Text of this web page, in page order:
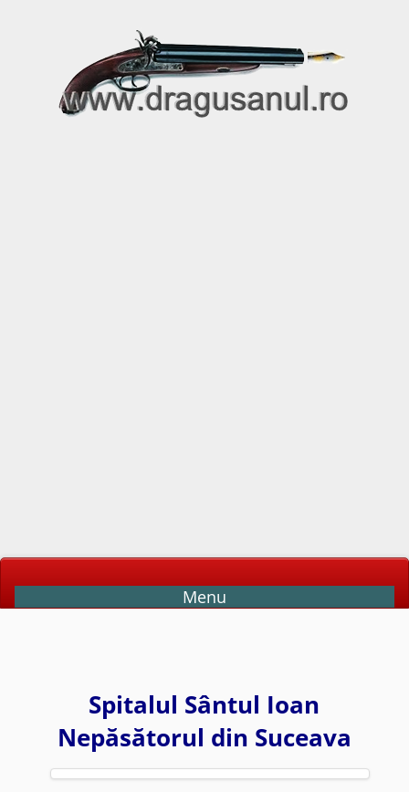
Menu
Spitalul Sântul Ioan
Nepăsătorul din Suceava